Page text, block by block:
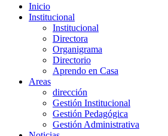
Inicio
Institucional
Institucional
Directora
Organigrama
Directorio
Aprendo en Casa
Areas
dirección
Gestión Institucional
Gestión Pedagógica
Gestión Administrativa